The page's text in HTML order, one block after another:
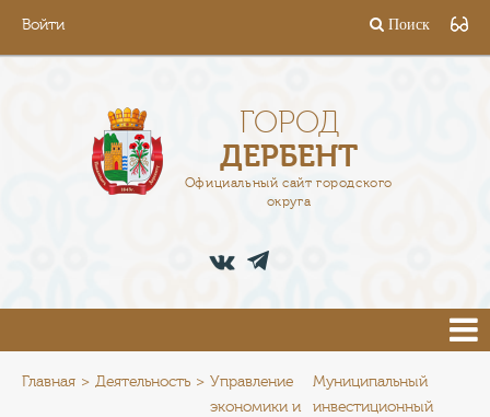
Войти Поиск
ГОРОД
ДЕРБЕНТ
Официальный сайт городского
округа
АДМИНИСТРАЦИЯ
ПРЕСС-ЦЕНТР
Главная Деятельность
Управление
экономики и
Муниципальный
инвестиционный